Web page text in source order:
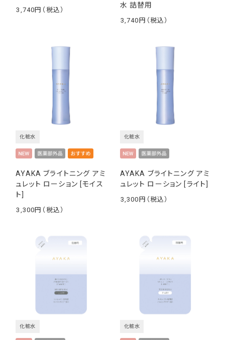
3,740
水 詰替用
3,740
AYAKA ブライトニング アミ
ュレット ローション [モイス
ト]
化粧水
3,300
AYAKA ブライトニング アミ
ュレット ローション [ライト]
化粧水
3,300
化粧水 化粧水